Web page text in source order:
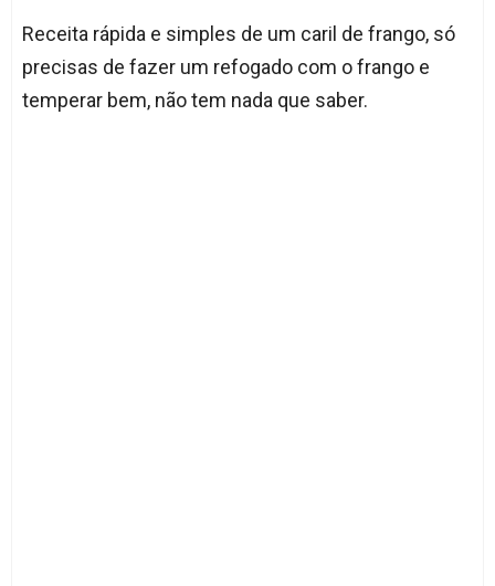
Receita rápida e simples de um caril de frango, só
precisas de fazer um refogado com o frango e
temperar bem, não tem nada que saber.